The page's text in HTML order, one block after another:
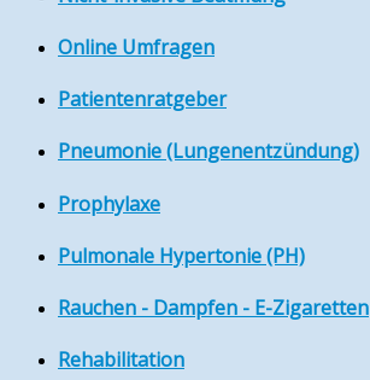
Online Umfragen
Patientenratgeber
Pneumonie (Lungenentzündung)
Prophylaxe
Pulmonale Hypertonie (PH)
Rauchen - Dampfen - E-Zigaretten
Rehabilitation